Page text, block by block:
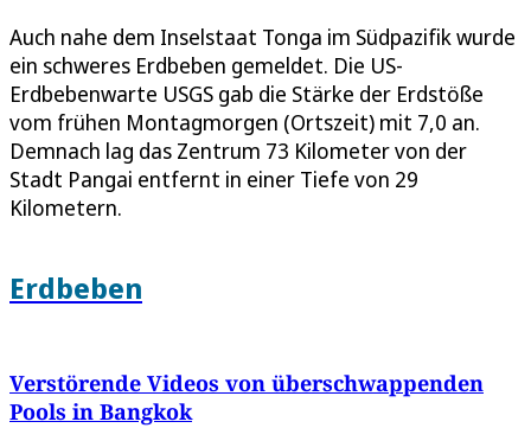
Auch nahe dem Inselstaat Tonga im Südpazifik wurde
ein schweres Erdbeben gemeldet. Die US-
Erdbebenwarte USGS gab die Stärke der Erdstöße
vom frühen Montagmorgen (Ortszeit) mit 7,0 an.
Demnach lag das Zentrum 73 Kilometer von der
Stadt Pangai entfernt in einer Tiefe von 29
Kilometern.
Erdbeben
Verstörende Videos von überschwappenden
Pools in Bangkok